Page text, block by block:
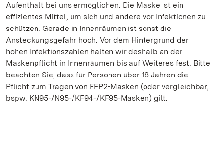
Aufenthalt bei uns ermöglichen. Die Maske ist ein
effizientes Mittel, um sich und andere vor Infektionen zu
schützen. Gerade in Innenräumen ist sonst die
Ansteckungsgefahr hoch. Vor dem Hintergrund der
hohen Infektionszahlen halten wir deshalb an der
Maskenpflicht in Innenräumen bis auf Weiteres fest. Bitte
beachten Sie, dass für Personen über 18 Jahren die
Pflicht zum Tragen von FFP2-Masken (oder vergleichbar,
bspw. KN95-/N95-/KF94-/KF95-Masken) gilt.